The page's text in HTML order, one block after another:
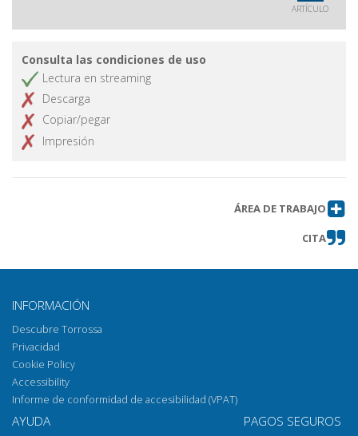
ARTÍCULO
Consulta las condiciones de uso
Lectura en streaming
Descarga
Copiar/pegar
Impresión
ÁREA DE TRABAJO
CITA
INFORMACIÓN
Descubre Torrossa
Privacidad
Cookie Policy
Accessibility
Informe de conformidad de accesibilidad (VPAT)
AYUDA PAGOS SEGUROS